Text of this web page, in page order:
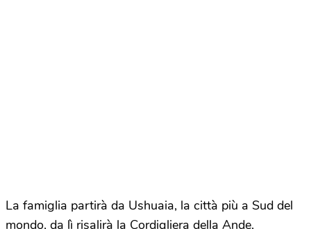
La famiglia partirà da Ushuaia, la città più a Sud del
mondo, da lì risalirà la Cordigliera della Ande,